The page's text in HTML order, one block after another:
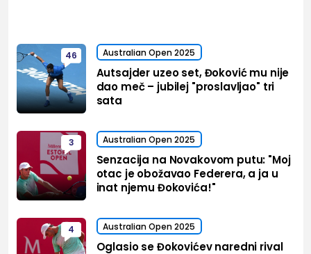
46 Australian Open 2025
Autsajder uzeo set, Đoković mu nije
dao meč – jubilej "proslavljao" tri
sata
3 Australian Open 2025
Senzacija na Novakovom putu: "Moj
otac je obožavao Federera, a ja u
inat njemu Đokovića!"
4 Australian Open 2025
Oglasio se Đokovićev naredni rival